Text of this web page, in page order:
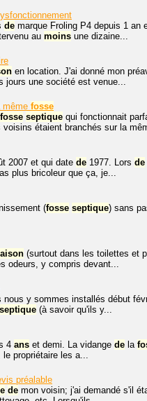
de marque Froling P4 depuis 1 an
au moins une dizaine...
en location. J'ai donné mon
jours une société est venue...
même fosse
fosse septique qui fonctionnait
étaient branchés sur la
2007 et qui date de 1977. Lors de
plus bricoleur que ça, je...
(fosse septique) sans
(surtout dans les toilettes et
odeurs, y compris devant...
nous y sommes installés début
septique (à savoir qu'ils y...
4 ans et demi. La vidange de la
propriétaire les a...
préalable
de mon voisin; j'ai demandé s'il